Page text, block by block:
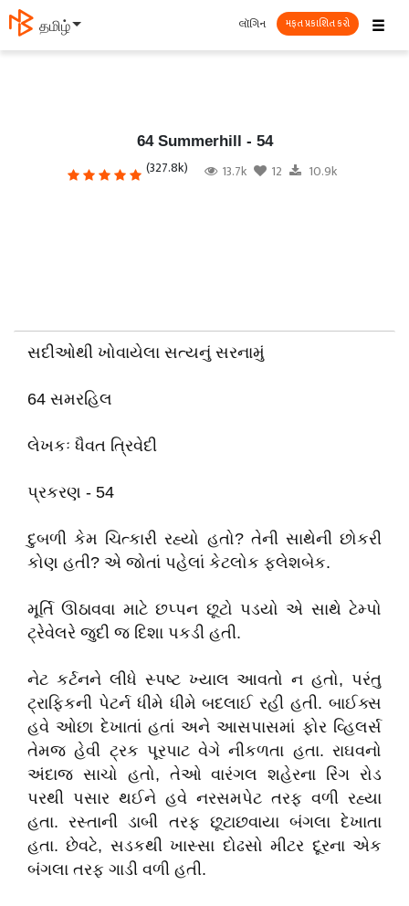
தமிழ் ☰
લૉગિન મફત પ્રકાશિત કરો
64 Summerhill - 54
(327.8k) 13.7k 12 10.9k
સદીઓથી ખોવાયેલા સત્યનું સરનામું
64 સમરહિલ
લેખકઃ ધૈવત ત્રિવેદી
પ્રકરણ - 54
દુબળી કેમ ચિત્કારી રહ્યો હતો? તેની સાથેની છોકરી
કોણ હતી? એ જોતાં પહેલાં કેટલોક ફ્લેશબેક.
મૂર્તિ ઊઠાવવા માટે છપ્પન છૂટો પડયો એ સાથે ટેમ્પો
ટ્રેવેલરે જુદી જ દિશા પકડી હતી.
નેટ કર્ટનને લીધે સ્પષ્ટ ખ્યાલ આવતો ન હતો, પરંતુ
ટ્રાફિકની પેટર્ન ધીમે ધીમે બદલાઈ રહી હતી. બાઈક્સ
હવે ઓછા દેખાતાં હતાં અને આસપાસમાં ફોર વ્હિલર્સ
તેમજ હેવી ટ્રક પૂરપાટ વેગે નીકળતા હતા. રાઘવનો
અંદાજ સાચો હતો, તેઓ વારંગલ શહેરના રિંગ રોડ
પરથી પસાર થઈને હવે નરસમપેટ તરફ વળી રહ્યા
હતા. રસ્તાની ડાબી તરફ છૂટાછવાયા બંગલા દેખાતા
હતા. છેવટે, સડકથી ખાસ્સા દોઢસો મીટર દૂરના એક
બંગલા તરફ ગાડી વળી હતી.